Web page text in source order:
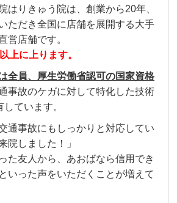
はりきゅう院は、創業から20年、
ただき全国に店舗を展開する大手
営店舗です。
上に上ります。
全員、厚生労働省認可の国家資格
事故のケガに対して特化した技術
ています。
通事故にもしっかりと対応してい
院しました！」
た友人から、あおばなら信用でき
いった声をいただくことが増えて